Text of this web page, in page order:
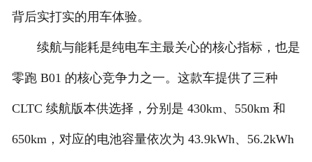
背后实打实的用车体验。
续航与能耗是纯电车主最关心的核心指标，也是
零跑 B01 的核心竞争力之一。这款车提供了三种
CLTC 续航版本供选择，分别是 430km、550km 和
650km，对应的电池容量依次为 43.9kWh、56.2kWh